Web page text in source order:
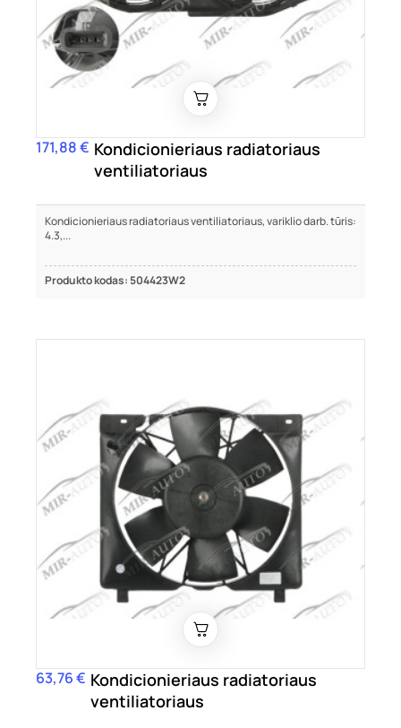
Kaina
171,88 € Kondicionieriaus radiatoriaus
ventiliatoriaus
Kondicionieriaus radiatoriaus ventiliatoriaus, variklio darb. tūris:
4.3,...
Produkto kodas: 504423W2
Kaina
63,76 € Kondicionieriaus radiatoriaus
ventiliatoriaus